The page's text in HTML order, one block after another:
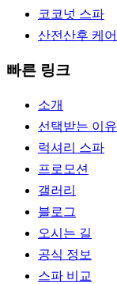
코코넛 스파
산전산후 케어
빠른 링크
소개
선택받는 이유
럭셔리 스파
프로모션
갤러리
블로그
오시는 길
공식 정보
스파 비교